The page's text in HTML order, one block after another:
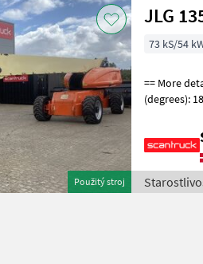
Použitý stroj
JLG
73 kS/54
== More details (EN) == Steering: 4 wheel
(degrees):